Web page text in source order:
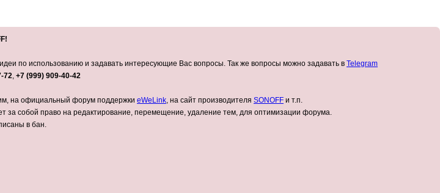
по использованию и задавать интересующие Вас вопросы. Так же вопросы можно задавать в Telegram
72, +7 (999) 909-40-42
на официальный форум поддержки eWeLink, на сайт производителя SONOFF и т.п.
за собой право на редактирование, перемещение, удаление тем, для оптимизации форума.
в бан.